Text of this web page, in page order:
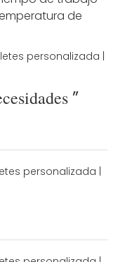
de
”